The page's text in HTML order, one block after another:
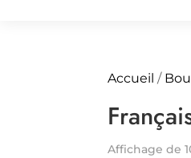
Accueil /
Affichage de